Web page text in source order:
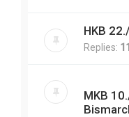
HKB
Replies: 11
MKB